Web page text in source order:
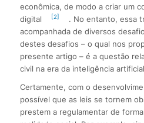
econômica, de modo a criar um
digital
[2]
. No entanto, essa
acompanhada de diversos
destes desafios – o qual nos
presente artigo – é a questão
civil na era da inteligência
Certamente, com o
possível que as leis se tornem
prestem a regulamentar de